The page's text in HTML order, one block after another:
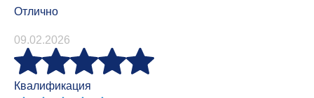
Отлично
09.02.2026
Квалификация